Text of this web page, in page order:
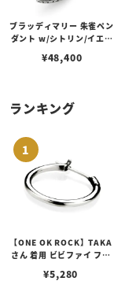
ブラッディマリー 朱雀ペン
ダント w/シトリン/イエロ
¥48,400
ランキング
【ONE OK ROCK】TAKA
さん 着用 ビビファイ フー
¥5,280